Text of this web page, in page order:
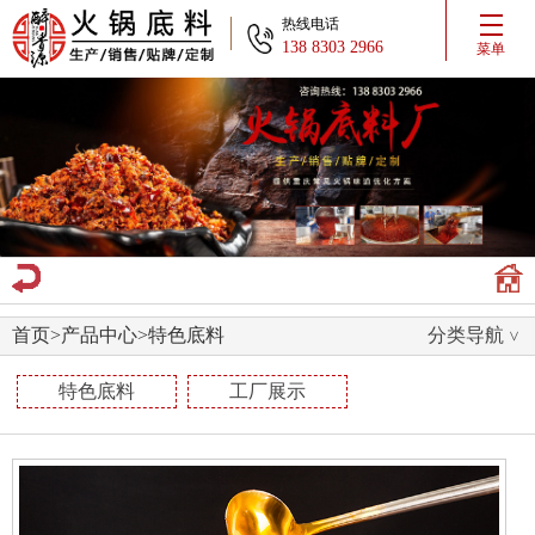
热线电话
138 8303 2966 菜单
首页>产品中心>特色底料 分类导航
特色底料 工厂展示